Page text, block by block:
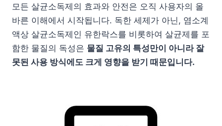
모든 살균소독제의 효과와 안전은 오직 사용자의 올
바른 이해에서 시작됩니다. 독한 세제가 아닌, 염소계
액상 살균소독제인 유한락스를 비롯하여 살균제를 포
함한 물질의 독성은 물질 고유의 특성만이 아니라 잘
못된 사용 방식에도 크게 영향을 받기 때문입니다.